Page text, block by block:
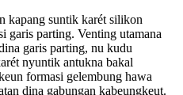
kapang suntik karét silikon
garis parting. Venting utamana
garis parting, nu kudu
nyuntik antukna bakal
formasi gelembung hawa
dina gabungan kabeungkeut.